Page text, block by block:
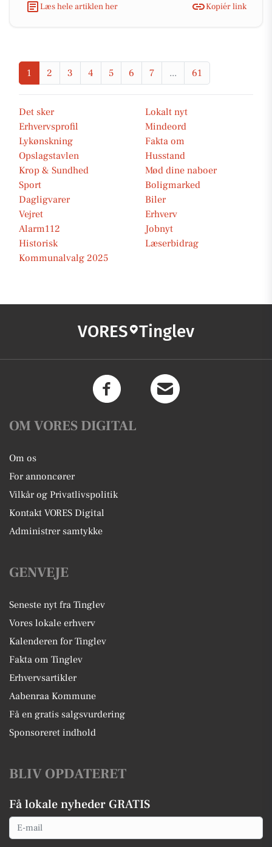
Læs hele artiklen her Kopiér link
1 2 3 4 5 6 7 ... 61
Det sker
Lokalt nyt
Erhvervsprofil
Mindeord
Lykønskning
Fakta om
Opslagstavlen
Husstand
Krop & Sundhed
Mød dine naboer
Sport
Boligmarked
Dagligvarer
Biler
Vejret
Erhverv
Alarm112
Jobnyt
Historisk
Læserbidrag
Kommunalvalg 2025
VORES Tinglev
OM VORES DIGITAL
Om os
For annoncører
Vilkår og Privatlivspolitik
Kontakt VORES Digital
Administrer samtykke
GENVEJE
Seneste nyt fra Tinglev
Vores lokale erhverv
Kalenderen for Tinglev
Fakta om Tinglev
Erhvervsartikler
Aabenraa Kommune
Få en gratis salgsvurdering
Sponsoreret indhold
BLIV OPDATERET
Få lokale nyheder GRATIS
Email